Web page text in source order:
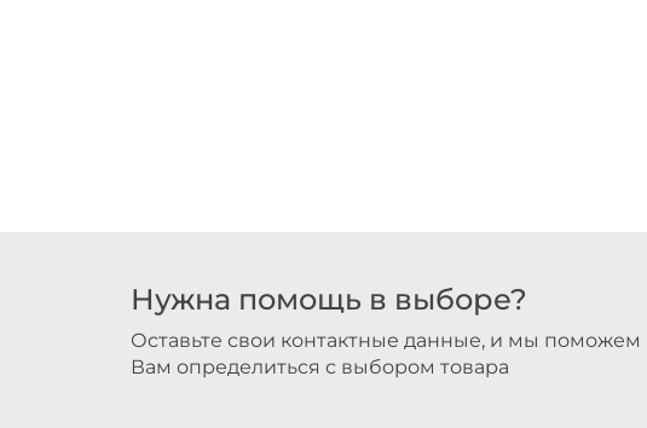
Нужна помощь в выборе?
Оставьте свои контактные данные, и мы поможем
Вам определиться с выбором товара